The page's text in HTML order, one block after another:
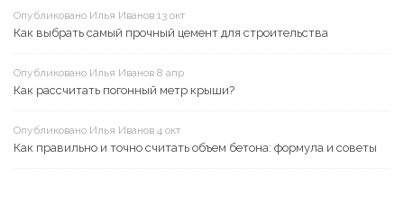
Опубликовано Илья Иванов 13 окт
Как выбрать самый прочный цемент для строительства
Опубликовано Илья Иванов 8 апр
Как рассчитать погонный метр крыши?
Опубликовано Илья Иванов 4 окт
Как правильно и точно считать объем бетона: формула и советы